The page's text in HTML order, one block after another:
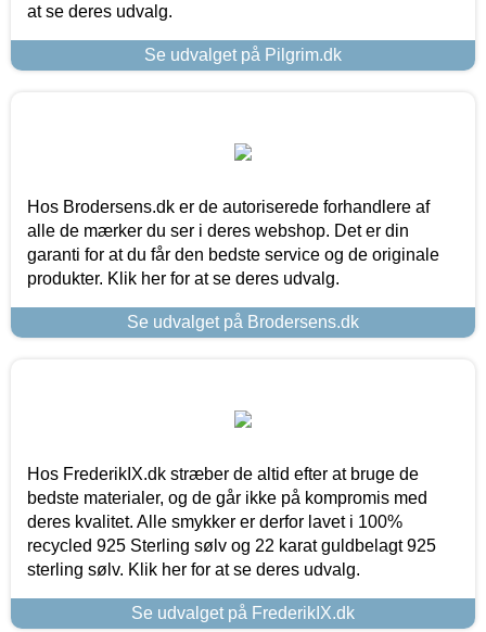
at se deres udvalg.
Se udvalget på Pilgrim.dk
Hos Brodersens.dk er de autoriserede forhandlere af
alle de mærker du ser i deres webshop. Det er din
garanti for at du får den bedste service og de originale
produkter. Klik her for at se deres udvalg.
Se udvalget på Brodersens.dk
Hos FrederikIX.dk stræber de altid efter at bruge de
bedste materialer, og de går ikke på kompromis med
deres kvalitet. Alle smykker er derfor lavet i 100%
recycled 925 Sterling sølv og 22 karat guldbelagt 925
sterling sølv. Klik her for at se deres udvalg.
Se udvalget på FrederikIX.dk